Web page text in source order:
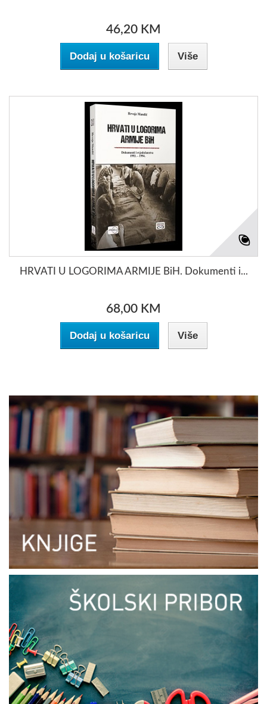
46,20 KM
Dodaj u košaricu Više
HRVATI U LOGORIMA ARMIJE BiH. Dokumenti i...
68,00 KM
Dodaj u košaricu Više